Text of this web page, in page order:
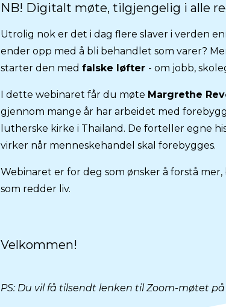
NB! Digitalt møte, tilgjengelig i alle
Utrolig nok er det i dag flere slaver i verden
ender opp med å bli behandlet som varer?
starter den med falske løfter - om jobb,
I dette webinaret får du møte Margrethe
gjennom mange år har arbeidet med
lutherske kirke i Thailand. De forteller egne
virker når menneskehandel skal forebygges.
Webinaret er for deg som ønsker å forstå
som redder liv.
Velkommen!
PS: Du vil få tilsendt lenken til Zoom-møtet